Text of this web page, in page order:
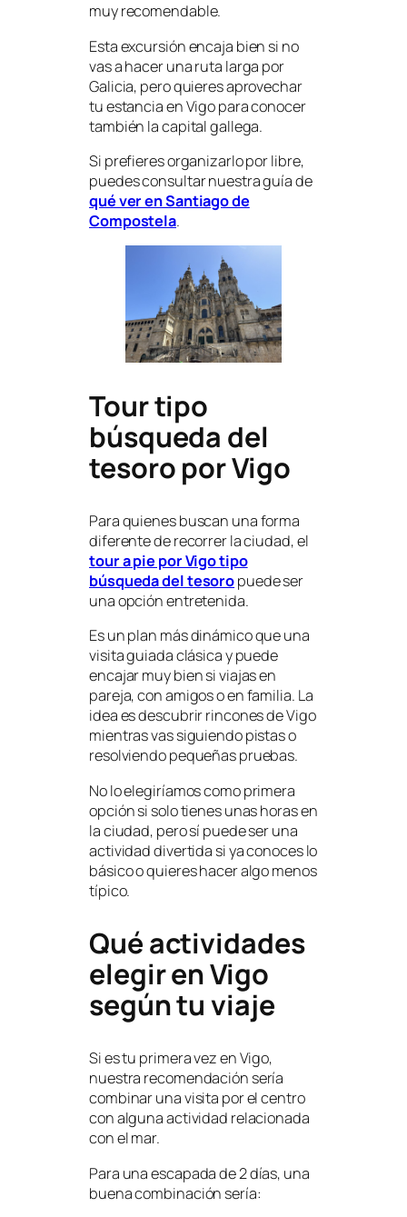
muy recomendable.
Esta excursión encaja bien si no
vas a hacer una ruta larga por
Galicia, pero quieres aprovechar
tu estancia en Vigo para conocer
también la capital gallega.
Si prefieres organizarlo por libre,
puedes consultar nuestra guía de
qué ver en Santiago de
Compostela.
Tour tipo
búsqueda del
tesoro por Vigo
Para quienes buscan una forma
diferente de recorrer la ciudad, el
tour a pie por Vigo tipo
búsqueda del tesoropuede ser
una opción entretenida.
Es un plan más dinámico que una
visita guiada clásica y puede
encajar muy bien si viajas en
pareja, con amigos o en familia. La
idea es descubrir rincones de Vigo
mientras vas siguiendo pistas o
resolviendo pequeñas pruebas.
No lo elegiríamos como primera
opción si solo tienes unas horas en
la ciudad, pero sí puede ser una
actividad divertida si ya conoces lo
básico o quieres hacer algo menos
típico.
Qué actividades
elegir en Vigo
según tu viaje
Si es tu primera vez en Vigo,
nuestra recomendación sería
combinar una visita por el centro
con alguna actividad relacionada
con el mar.
Para una escapada de 2 días, una
buena combinación sería: